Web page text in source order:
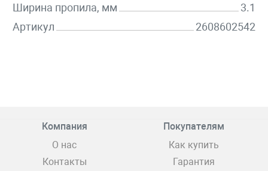
Ширина пропила, мм
3.1
Артикул
2608602542
Компания
О нас
Контакты
Покупателям
Как купить
Гарантия